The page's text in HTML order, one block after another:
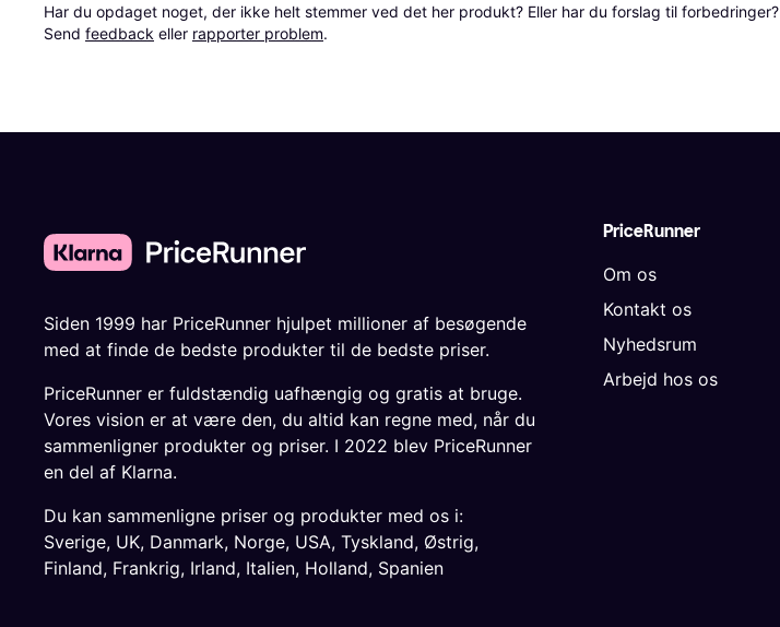
Har du opdaget noget, der ikke helt stemmer ved det her produkt? Eller har du forslag til forbedringer?
Send feedback eller rapporter problem.
PriceRunner
Om os
Kontakt os
Nyhedsrum
Arbejd hos os
Siden 1999 har PriceRunner hjulpet millioner af besøgende
med at finde de bedste produkter til de bedste priser.
PriceRunner er fuldstændig uafhængig og gratis at bruge.
Vores vision er at være den, du altid kan regne med, når du
sammenligner produkter og priser. I 2022 blev PriceRunner
en del af Klarna.
Du kan sammenligne priser og produkter med os i:
Sverige, UK, Danmark, Norge, USA, Tyskland, Østrig,
Finland, Frankrig, Irland, Italien, Holland, Spanien